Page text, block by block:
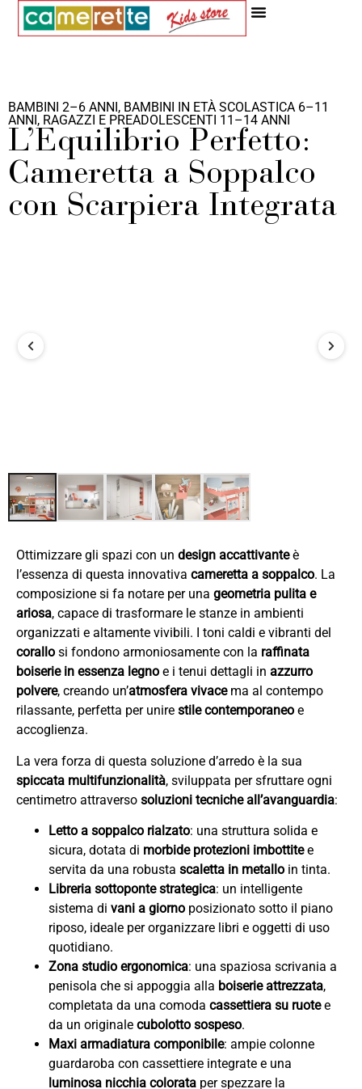
BAMBINI 2–6 ANNI, BAMBINI IN ETÀ SCOLASTICA 6–11
ANNI, RAGAZZI E PREADOLESCENTI 11–14 ANNI
L’Equilibrio Perfetto:
Cameretta a Soppalco
con Scarpiera Integrata
Ottimizzare gli spazi con un design accattivanteè
l’essenza di questa innovativa cameretta a soppalco. La
composizione si fa notare per una geometria pulita e
ariosa, capace di trasformare le stanze in ambienti
organizzati e altamente vivibili. I toni caldi e vibranti del
corallo si fondono armoniosamente con la raffinata
boiserie in essenza legno e i tenui dettagli in azzurro
polvere, creando un’atmosfera vivacema al contempo
rilassante, perfetta per unire stile contemporaneo e
accoglienza.
La vera forza di questa soluzione d’arredo è la sua
spiccata multifunzionalità, sviluppata per sfruttare ogni
centimetro attraverso soluzioni tecniche all’avanguardia:
Letto a soppalco rialzato: una struttura solida e
sicura, dotata di morbide protezioni imbottitee
servita da una robusta scaletta in metallo in tinta.
Libreria sottoponte strategica: un intelligente
sistema di vani a giorno posizionato sotto il piano
riposo, ideale per organizzare libri e oggetti di uso
quotidiano.
Zona studio ergonomica: una spaziosa scrivania a
penisola che si appoggia alla boiserie attrezzata,
completata da una comoda cassettiera su ruotee
da un originale cubolotto sospeso.
Maxi armadiatura componibile: ampie colonne
guardaroba con cassettiere integrate e una
luminosa nicchia colorata per spezzare la